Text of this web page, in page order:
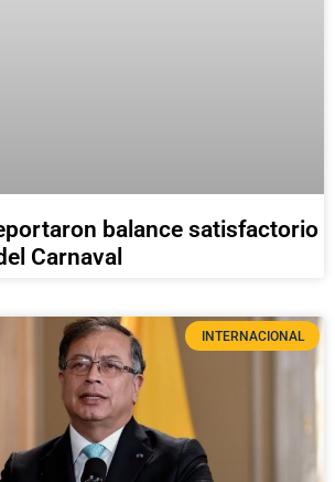
balance satisfactorio
Carnaval
INTERNACIONAL